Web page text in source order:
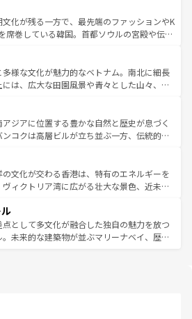
ほしい。 なお、新着のハワイ情報
一覧を参照してほしい。
ビティも充実しており、サーフィンやダイ
キングなど、アウトドア好きにはたまらな
リアの多彩な魅力を存分に味わいつくそ
。
山岳地帯である台湾東部など、都市の喧騒
さが共存しており、訪れる人に新しい発見と
てくれる。また、奥深い台湾の食文化も魅
判のスイーツなど、バラエティ豊かな料理
が味わえる。 なお、新着の台湾情報は コンテンツ一覧を参
文化が残る一方で、最先端のファッションやK
席巻している韓国。首都ソウルの宮殿や伝統
延ばせば四季折々の自然美を楽しむことが
て、キムチや焼肉、絶品のストリートフード
まな韓国料理が待っている。夜には、韓国な
ながら、韓国の多彩な魅力を心ゆくまで味
わってみてほしい。 なお、新着の韓国情報はコンテンツ一
ほしい。
多様な文化が魅力的なベトナム。南北に細長
には、広大な田園風景や青々とした山々、世
に伝統が息づく。ハノイの古い町並みやホ
ランス統治時代の建物も、独特の雰囲気を
る。また、バラエティの豊かさとおいしさで
バインミー、ベトナムコーヒーなどは、ぜ
いたい。どの地域を訪れてもあたたかい人々
えてくれるので、きっと忘れられない旅にな
。
ジアに位置する豊かな自然と歴史が息づく
ンコクは高層ビルが立ち並ぶ一方、伝統的な
ている。北部ではチェンマイなどの山岳地
れ合い、南部ではプーケットやクラビの美し
ゾート気分を楽しむことができる。タイ料理
一年中温暖で、どの季節にも異なる楽しみ
。親しみやすいタイの人々、仏教を中心とし
て多様な観光資源が、訪れる旅人を魅了し続
の文化が交わる香港は、特有のエネルギーを
ヴィクトリア湾に広がる壮大な景色、近未来
ても感動するはず。観光スポットが密集し
よく見どころを回れるのも魅力。息をのむよ
文化的な体験まで、香港を存分に楽しみ尽く
点として多文化が融合した独自の魅力を放つ
。未来的な建築物が並ぶマリーナベイ、歴史
は地元の風情を楽しめる外せないスポット